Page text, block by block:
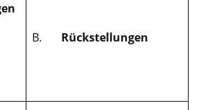
B. Rückstellungen